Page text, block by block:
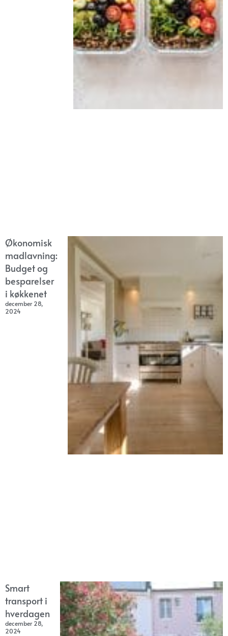
Økonomisk
madlavning:
Budget og
besparelser
i køkkenet
december 28,
2024
Smart
transport i
hverdagen
december 28,
2024